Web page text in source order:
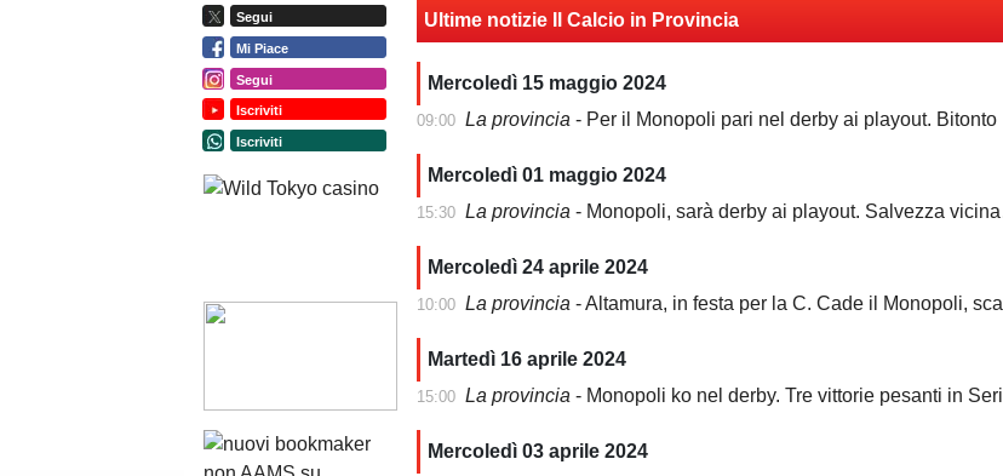
Segui
Mi Piace
Segui
Iscriviti
Iscriviti
Ultime notizie Il Calcio in Provincia
Mercoledì 15 maggio 2024
09:00 La provincia - Per il Monopoli pari nel derby ai playout. Bitonto e il futuro dopo la retrocessione...
Mercoledì 01 maggio 2024
15:30 La provincia - Monopoli, sarà derby ai playout. Salvezza vicina per il Gravina, Bitonto spera
Mercoledì 24 aprile 2024
10:00 La provincia - Altamura, in festa per la C. Cade il Monopoli, scatto salvezza del Gravina
Martedì 16 aprile 2024
15:00 La provincia - Monopoli ko nel derby. Tre vittorie pesanti in Serie D
Mercoledì 03 aprile 2024